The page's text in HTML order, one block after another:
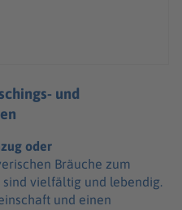
und
oder
Bräuche zum
vielfältig und lebendig.
und einen